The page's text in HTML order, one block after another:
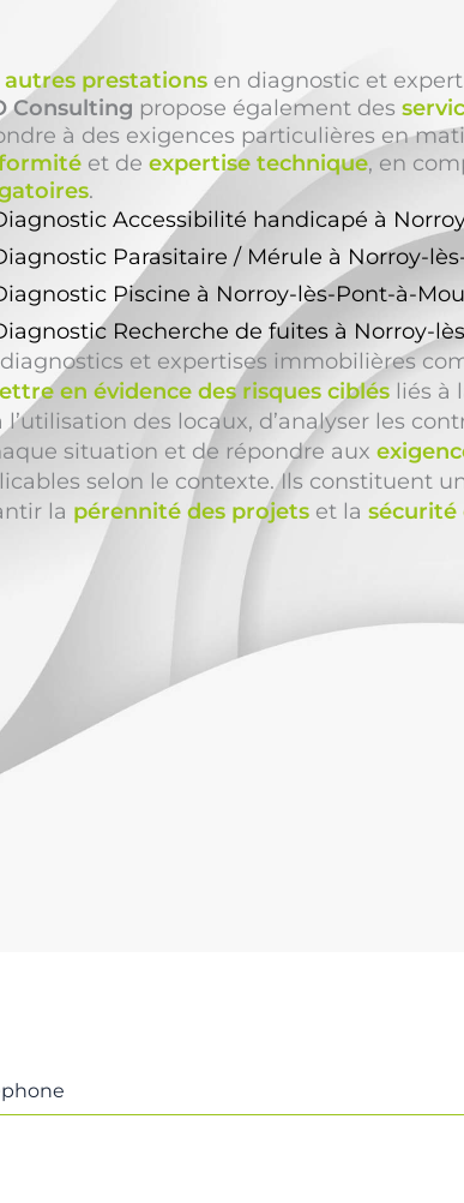
autres prestations en diagnostic et
Consulting propose également des
à des exigences particulières en
et de expertise technique, en
.
Accessibilité handicapé à
Parasitaire / Mérule à Norroy-
Piscine à Norroy-lès-Pont-à-
Recherche de fuites à Norroy-
diagnostics et expertises immobilières
en évidence des risques ciblés liés à
l’utilisation des locaux, d’analyser les
situation et de répondre aux
selon le contexte. Ils constituent
la pérennité des projets et la sécurité